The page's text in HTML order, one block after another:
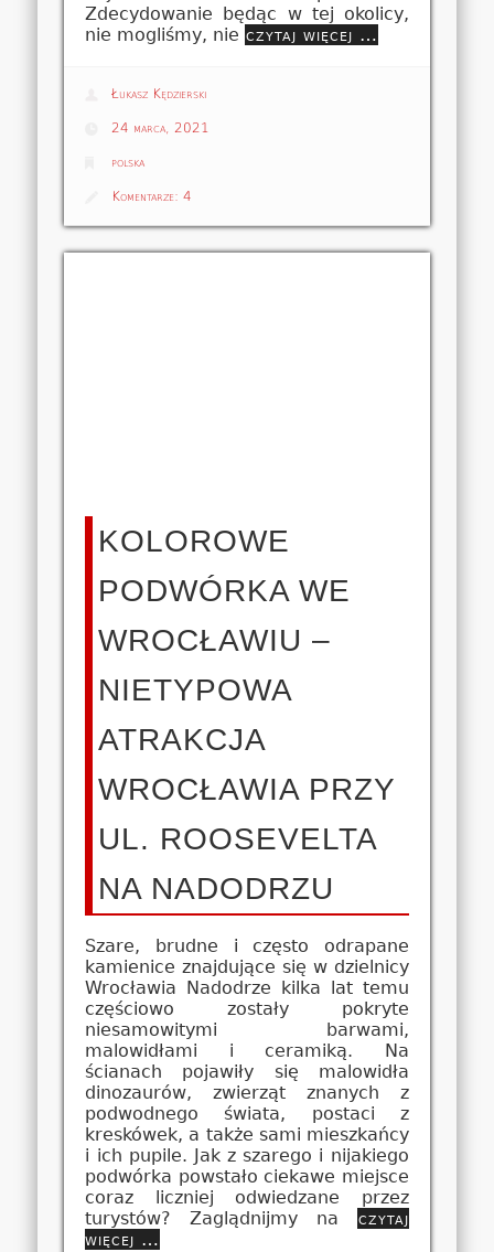
Zdecydowanie będąc w tej okolicy,
nie mogliśmy, nie czytaj więcej …
Łukasz Kędzierski
24 marca, 2021
polska
Komentarze:4
KOLOROWE
PODWÓRKA WE
WROCŁAWIU –
NIETYPOWA
ATRAKCJA
WROCŁAWIA PRZY
UL. ROOSEVELTA
NA NADODRZU
Szare, brudne i często odrapane
kamienice znajdujące się w dzielnicy
Wrocławia Nadodrze kilka lat temu
częściowo zostały pokryte
niesamowitymi barwami,
malowidłami i ceramiką. Na
ścianach pojawiły się malowidła
dinozaurów, zwierząt znanych z
podwodnego świata, postaci z
kreskówek, a także sami mieszkańcy
i ich pupile. Jak z szarego i nijakiego
podwórka powstało ciekawe miejsce
coraz liczniej odwiedzane przez
turystów? Zaglądnijmy na czytaj
więcej …